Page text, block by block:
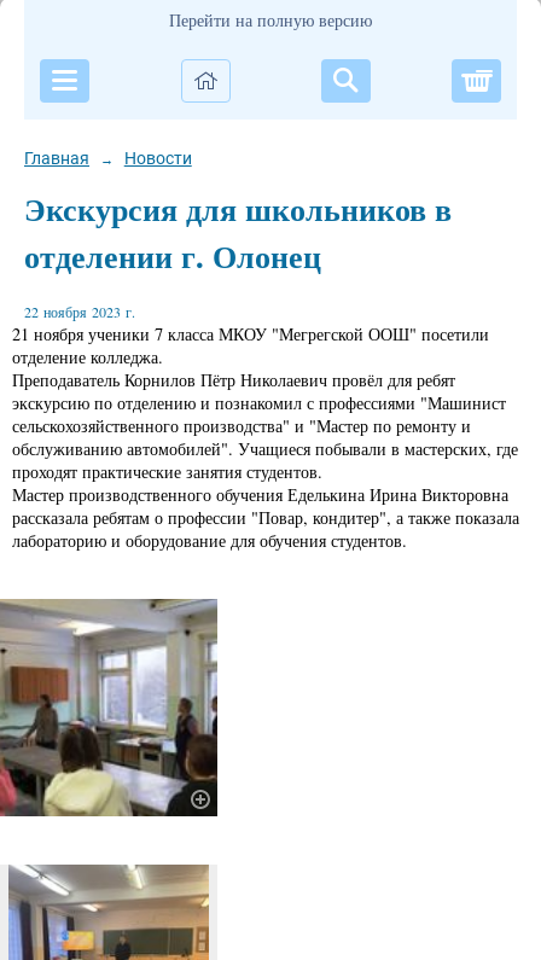
Перейти на полную версию
Главная → Новости
Экскурсия для школьников в
отделении г. Олонец
22 ноября 2023 г.
21 ноября ученики 7 класса МКОУ "Мегрегской ООШ" посетили
отделение колледжа.
Преподаватель Корнилов Пётр Николаевич провёл для ребят
экскурсию по отделению и познакомил с профессиями "Машинист
сельскохозяйственного производства" и "Мастер по ремонту и
обслуживанию автомобилей". Учащиеся побывали в мастерских, где
проходят практические занятия студентов.
Мастер производственного обучения Еделькина Ирина Викторовна
рассказала ребятам о профессии "Повар, кондитер", а также показала
лабораторию и оборудование для обучения студентов.